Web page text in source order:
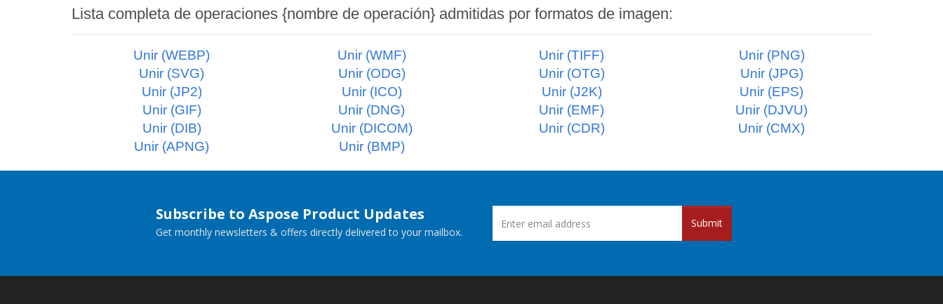
Lista completa de operaciones {nombre de operación} admitidas por formatos de imagen:
Unir (WEBP) Unir (WMF) Unir (TIFF)
Unir (PNG)
Unir (SVG)
Unir (ODG) Unir (OTG)
Unir (JPG)
Unir (JP2)
Unir (ICO) Unir (J2K)
Unir (EPS)
Unir (GIF)
Unir (DNG) Unir (EMF)
Unir (DJVU)
Unir (DIB)
Unir (DICOM) Unir (CDR)
Unir (CMX)
Unir (APNG)
Unir (BMP)
Subscribe to Aspose Product Updates
Get monthly newsletters & offers directly delivered to your mailbox.
Submit